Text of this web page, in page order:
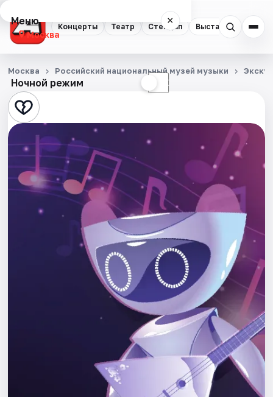
Концерты Театр Стендап Выставки
Меню ×
Москва
Концерты
Театр
Стендап
Выставки
Квесты
Экскурсии
Ночной режим ☾
Москва Российский национальный музей музыки